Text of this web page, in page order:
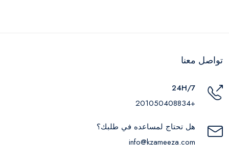
تواصل معنا
24H/7
+201050408834
هل تحتاج لمساعده في طلبك؟
info@kzameeza.com